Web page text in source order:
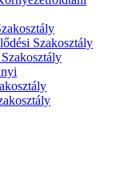
Szakosztály